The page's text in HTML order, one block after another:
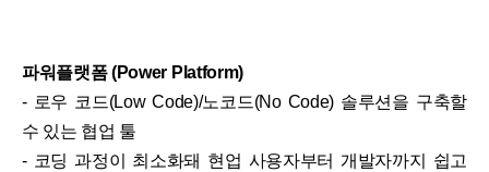
파워플랫폼 (Power Platform)
- 로우 코드(Low Code)/노코드(No Code) 솔루션을 구축할
수 있는 협업 툴
- 코딩 과정이 최소화돼 현업 사용자부터 개발자까지 쉽고